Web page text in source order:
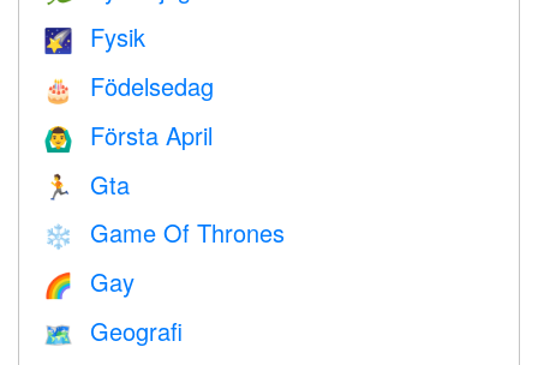
🌠 Fysik
🎂 Födelsedag
🙆‍♂️ Första April
🏃 Gta
❄️ Game Of Thrones
🌈 Gay
🗺
Geografi